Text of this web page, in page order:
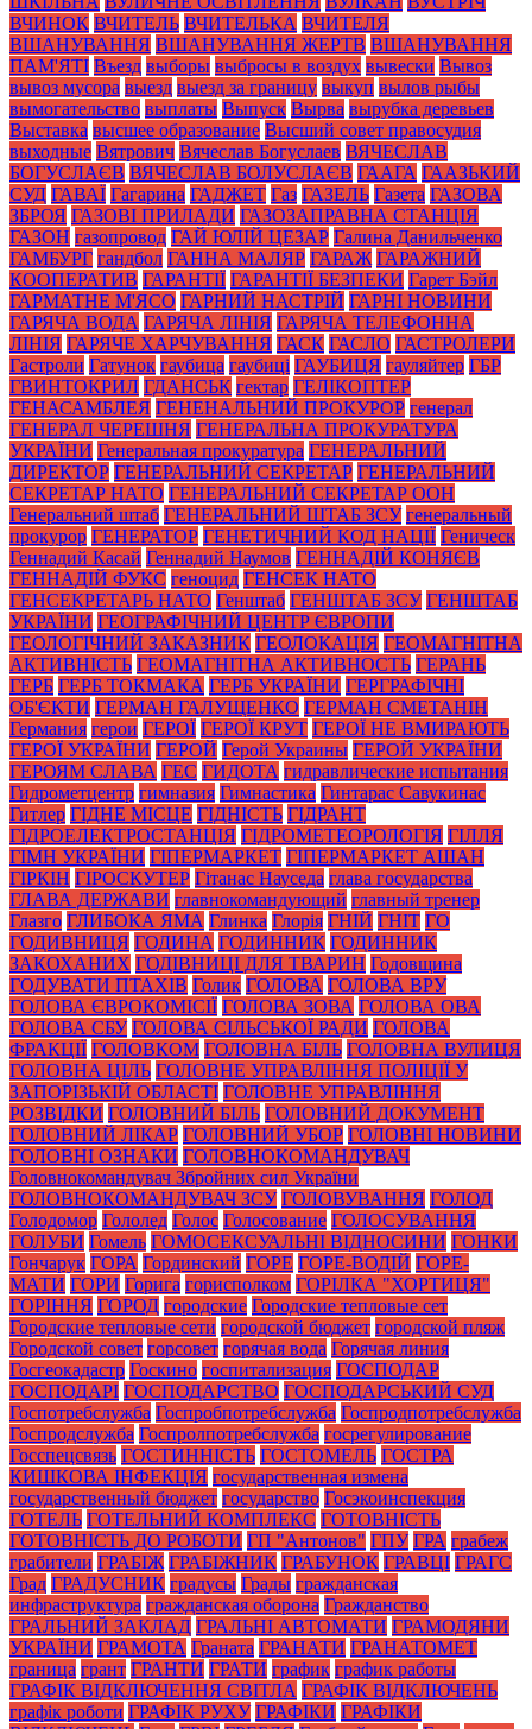
ВЧИНОК ВЧИТЕЛЬ ВЧИТЕЛЬКА ВЧИТЕЛЯ
ВШАНУВАННЯ ВШАНУВАННЯ ЖЕРТВ ВШАНУВАННЯ
ПАМ'ЯТІ Въезд выборы выбросы в воздух вывески Вывоз
вывоз мусора выезд выезд за границу выкуп вылов рыбы
вымогательство выплаты Выпуск Вырва вырубка деревьев
Выставка высшее образование Высший совет правосудия
выходные Вятрович Вячеслав Богуслаев ВЯЧЕСЛАВ
БОГУСЛАЄВ ВЯЧЕСЛАВ БОЛУСЛАЄВ ГААГА ГААЗЬКИЙ
СУД ГАВАЇ Гагарина ГАДЖЕТ Газ ГАЗЕЛЬ Газета ГАЗОВА
ЗБРОЯ ГАЗОВІ ПРИЛАДИ ГАЗОЗАПРАВНА СТАНЦІЯ
ГАЗОН газопровод ГАЙ ЮЛІЙ ЦЕЗАР Галина Данильченко
ГАМБУРГ гандбол ГАННА МАЛЯР ГАРАЖ ГАРАЖНИЙ
КООПЕРАТИВ ГАРАНТІЇ ГАРАНТІЇ БЕЗПЕКИ Гарет Бэйл
ГАРМАТНЕ М'ЯСО ГАРНИЙ НАСТРІЙ ГАРНІ НОВИНИ
ГАРЯЧА ВОДА ГАРЯЧА ЛІНІЯ ГАРЯЧА ТЕЛЕФОННА
ЛІНІЯ ГАРЯЧЕ ХАРЧУВАННЯ ГАСК ГАСЛО ГАСТРОЛЕРИ
Гастроли Гатунок гаубица гаубиці ГАУБИЦЯ гауляйтер ГБР
ГВИНТОКРИЛ ГДАНСЬК гектар ГЕЛІКОПТЕР
ГЕНАСАМБЛЕЯ ГЕНЕНАЛЬНИЙ ПРОКУРОР генерал
ГЕНЕРАЛ ЧЕРЕШНЯ ГЕНЕРАЛЬНА ПРОКУРАТУРА
УКРАЇНИ Генеральная прокуратура ГЕНЕРАЛЬНИЙ
ДИРЕКТОР ГЕНЕРАЛЬНИЙ СЕКРЕТАР ГЕНЕРАЛЬНИЙ
СЕКРЕТАР НАТО ГЕНЕРАЛЬНИЙ СЕКРЕТАР ООН
Генеральний штаб ГЕНЕРАЛЬНИЙ ШТАБ ЗСУ генеральный
прокурор ГЕНЕРАТОР ГЕНЕТИЧНИЙ КОД НАЦІЇ Геническ
Геннадий Касай Геннадий Наумов ГЕННАДІЙ КОНЯЄВ
ГЕННАДІЙ ФУКС геноцид ГЕНСЕК НАТО
ГЕНСЕКРЕТАРЬ НАТО Генштаб ГЕНШТАБ ЗСУ ГЕНШТАБ
УКРАЇНИ ГЕОГРАФІЧНИЙ ЦЕНТР ЄВРОПИ
ГЕОЛОГІЧНИЙ ЗАКАЗНИК ГЕОЛОКАЦІЯ ГЕОМАГНІТНА
АКТИВНІСТЬ ГЕОМАГНІТНА АКТИВНОСТЬ ГЕРАНЬ
ГЕРБ ГЕРБ ТОКМАКА ГЕРБ УКРАЇНИ ГЕРГРАФІЧНІ
ОБ'ЄКТИ ГЕРМАН ГАЛУЩЕНКО ГЕРМАН СМЕТАНІН
Германия герои ГЕРОЇ ГЕРОЇ КРУТ ГЕРОЇ НЕ ВМИРАЮТЬ
ГЕРОЇ УКРАЇНИ ГЕРОЙ Герой Украины ГЕРОЙ УКРАЇНИ
ГЕРОЯМ СЛАВА ГЕС ГИДОТА гидравлические испытания
Гидрометцентр гимназия Гимнастика Гинтарас Савукинас
Гитлер ГІДНЕ МІСЦЕ ГІДНІСТЬ ГІДРАНТ
ГІДРОЕЛЕКТРОСТАНЦІЯ ГІДРОМЕТЕОРОЛОГІЯ ГІЛЛЯ
ГІМН УКРАЇНИ ГІПЕРМАРКЕТ ГІПЕРМАРКЕТ АШАН
ГІРКІН ГІРОСКУТЕР Гітанас Науседа глава государства
ГЛАВА ДЕРЖАВИ главнокомандующий главный тренер
Глазго ГЛИБОКА ЯМА Глинка Глорія ГНІЙ ГНІТ ГО
ГОДИВНИЦЯ ГОДИНА ГОДИННИК ГОДИННИК
ЗАКОХАНИХ ГОДІВНИЦІ ДЛЯ ТВАРИН Годовщина
ГОДУВАТИ ПТАХІВ Голик ГОЛОВА ГОЛОВА ВРУ
ГОЛОВА ЄВРОКОМІСІЇ ГОЛОВА ЗОВА ГОЛОВА ОВА
ГОЛОВА СБУ ГОЛОВА СІЛЬСЬКОЇ РАДИ ГОЛОВА
ФРАКЦІЇ ГОЛОВКОМ ГОЛОВНА БІЛЬ ГОЛОВНА ВУЛИЦЯ
ГОЛОВНА ЦІЛЬ ГОЛОВНЕ УПРАВЛІННЯ ПОЛІЦІЇ У
ЗАПОРІЗЬКІЙ ОБЛАСТІ ГОЛОВНЕ УПРАВЛІННЯ
РОЗВІДКИ ГОЛОВНИЙ БІЛЬ ГОЛОВНИЙ ДОКУМЕНТ
ГОЛОВНИЙ ЛІКАР ГОЛОВНИЙ УБОР ГОЛОВНІ НОВИНИ
ГОЛОВНІ ОЗНАКИ ГОЛОВНОКОМАНДУВАЧ
Головнокомандувач Збройних сил України
ГОЛОВНОКОМАНДУВАЧ ЗСУ ГОЛОВУВАННЯ ГОЛОД
Голодомор Гололед Голос Голосование ГОЛОСУВАННЯ
ГОЛУБИ Гомель ГОМОСЕКСУАЛЬНІ ВІДНОСИНИ ГОНКИ
Гончарук ГОРА Гординский ГОРЕ ГОРЕ-ВОДІЙ ГОРЕ-
МАТИ ГОРИ Горига горисполком ГОРІЛКА "ХОРТИЦЯ"
ГОРІННЯ ГОРОД городские Городские тепловые сет
Городские тепловые сети городской бюджет городской пляж
Городской совет горсовет горячая вода Горячая линия
Госгеокадастр Госкино госпитализация ГОСПОДАР
ГОСПОДАРІ ГОСПОДАРСТВО ГОСПОДАРСЬКИЙ СУД
Госпотребслужба Госпробпотребслужба Госпродпотребслужба
Госпродслужба Госпролпотребслужба госрегулирование
Госспецсвязь ГОСТИННІСТЬ ГОСТОМЕЛЬ ГОСТРА
КИШКОВА ІНФЕКЦІЯ государственная измена
государственный бюджет государство Госэкоинспекция
ГОТЕЛЬ ГОТЕЛЬНИЙ КОМПЛЕКС ГОТОВНІСТЬ
ГОТОВНІСТЬ ДО РОБОТИ ГП "Антонов" ГПУ ГРА грабеж
грабители ГРАБІЖ ГРАБІЖНИК ГРАБУНОК ГРАВЦІ ГРАГС
Град ГРАДУСНИК градусы Грады гражданская
инфраструктура гражданская оборона Гражданство
ГРАЛЬНИЙ ЗАКЛАД ГРАЛЬНІ АВТОМАТИ ГРАМОДЯНИ
УКРАЇНИ ГРАМОТА Граната ГРАНАТИ ГРАНАТОМЕТ
граница грант ГРАНТИ ГРАТИ график график работы
ГРАФІК ВІДКЛЮЧЕННЯ СВІТЛА ГРАФІК ВІДКЛЮЧЕНЬ
графік роботи ГРАФІК РУХУ ГРАФІКИ ГРАФІКИ